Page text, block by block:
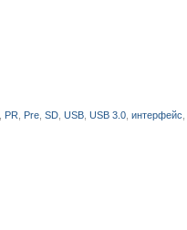
PR Pre ,SD ,USB ,USB 3.0 ,интерфейс